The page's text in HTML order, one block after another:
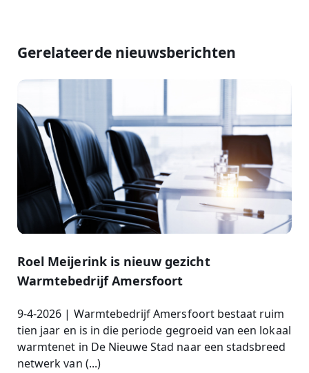
Gerelateerde nieuwsberichten
Roel Meijerink is nieuw gezicht
Warmtebedrijf Amersfoort
9-4-2026 | Warmtebedrijf Amersfoort bestaat ruim
tien jaar en is in die periode gegroeid van een lokaal
warmtenet in De Nieuwe Stad naar een stadsbreed
netwerk van (...)